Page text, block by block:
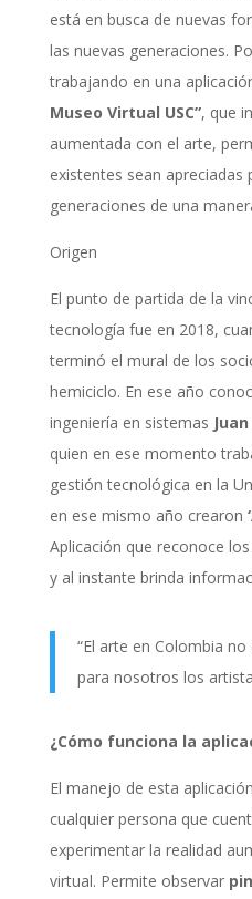
está en busca de nuevas
las nuevas generaciones.
trabajando en una
Museo Virtual USC”, que
aumentada con el arte,
existentes sean apreciadas
generaciones de una
Origen
El punto de partida de la
tecnología fue en 2018,
terminó el mural de los
hemiciclo. En ese año
ingeniería en sistemas
quien en ese momento
gestión tecnológica en la
en ese mismo año crearon
Aplicación que reconoce
y al instante brinda
“El arte en Colombia
para nosotros los
¿Cómo funciona la
El manejo de esta
cualquier persona que
experimentar la realidad
virtual. Permite observar